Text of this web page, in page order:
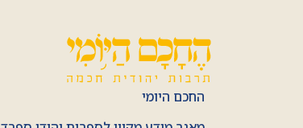
החכם היומי